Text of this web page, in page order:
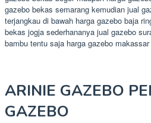
gazebo bekas semarang kemudian jual
terjangkau di bawah harga gazebo baja
bekas jogja sederhananya jual gazebo
bambu tentu saja harga gazebo
ARINIE GAZEBO
GAZEBO